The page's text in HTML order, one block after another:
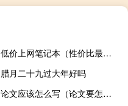
低价上网笔记本（性价比最高上网本(性价比最高的上网本)）
腊月二十九过大年好吗
论文应该怎么写（论文要怎么写）